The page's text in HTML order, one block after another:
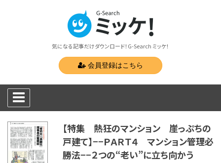
気になる記事だけダウンロード！G-Search ミッケ！
会員登録はこちら
【特集 熱狂のマンション 崖っぷちの
戸建て】−−ＰＡＲＴ４ マンション管理必
勝法−−２つの“老い”に立ち向かう